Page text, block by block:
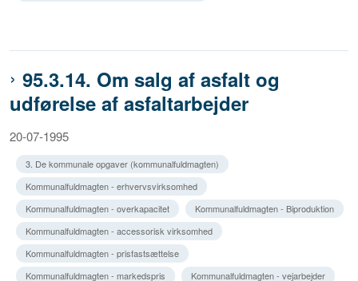
95.3.14. Om salg af asfalt og
udførelse af asfaltarbejder
20-07-1995
3. De kommunale opgaver (kommunalfuldmagten)
Kommunalfuldmagten - erhvervsvirksomhed
Kommunalfuldmagten - overkapacitet
Kommunalfuldmagten - Biproduktion
Kommunalfuldmagten - accessorisk virksomhed
Kommunalfuldmagten - prisfastsættelse
Kommunalfuldmagten - markedspris
Kommunalfuldmagten - vejarbejder